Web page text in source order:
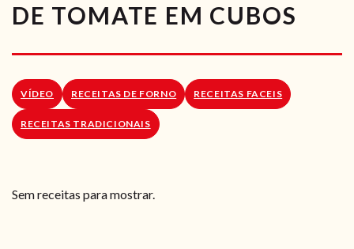
VÍDEOS
RECEITAS VEGGIE
SOBRE NÓS
LOJA ONLINE
DE TOMATE EM CUBOS
VÍDEO RECEITAS DE FORNO RECEITAS FACEIS
RECEITAS TRADICIONAIS
Sem receitas para mostrar.